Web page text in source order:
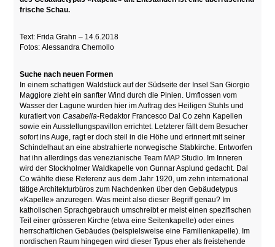
frische Schau.
Text: Frida Grahn – 14.6.2018
Fotos:Alessandra Chemollo
Suche nach neuen Formen
In einem schattigen Waldstück auf der Südseite der Insel San Giorgio
Maggiore zieht ein sanfter Wind durch die Pinien. Umflossen vom
Wasser der Lagune wurden hier im Auftrag des Heiligen Stuhls und
kuratiert vonCasabella-Redaktor Francesco Dal Co zehn Kapellen
sowie ein Ausstellungspavillon errichtet. Letzterer fällt dem Besucher
sofort ins Auge, ragt er doch steil in die Höhe und erinnert mit seiner
Schindelhaut an eine abstrahierte norwegische Stabkirche. Entworfen
hat ihn allerdings das venezianische Team MAP Studio. Im Inneren
wird der Stockholmer Waldkapelle von Gunnar Asplund gedacht. Dal
Co wählte diese Referenz aus dem Jahr 1920, um zehn international
tätige Architekturbüros zum Nachdenken über den Gebäudetypus
«Kapelle» anzuregen. Was meint also dieser Begriff genau? Im
katholischen Sprachgebrauch umschreibt er meist einen spezifischen
Teil einer grösseren Kirche (etwa eine Seitenkapelle) oder eines
herrschaftlichen Gebäudes (beispielsweise eine Familienkapelle). Im
nordischen Raum hingegen wird dieser Typus eher als freistehende